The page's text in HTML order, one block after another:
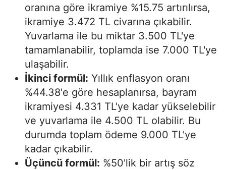
oranına göre ikramiye %15.75 artırılırsa,
ikramiye 3.472 TL civarına çıkabilir.
Yuvarlama ile bu miktar 3.500 TL'ye
tamamlanabilir, toplamda ise 7.000 TL'ye
ulaşabilir.
İkinci formül: Yıllık enflasyon oranı
%44.38'e göre hesaplanırsa, bayram
ikramiyesi 4.331 TL'ye kadar yükselebilir
ve yuvarlama ile 4.500 TL olabilir. Bu
durumda toplam ödeme 9.000 TL'ye
kadar çıkabilir.
Üçüncü formül: %50'lik bir artış söz